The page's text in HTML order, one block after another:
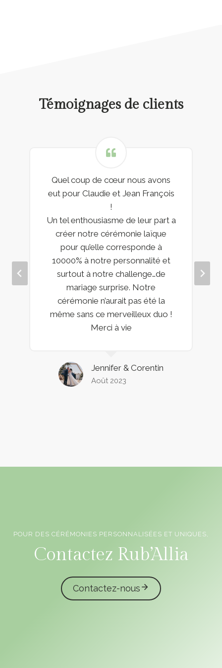
Témoignages de clients
Quel coup de cœur nous avons
eut pour Claudie et Jean François
!
Un tel enthousiasme de leur part a
créer notre cérémonie laïque
pour qu’elle corresponde à
10000% à notre personnalité et
surtout à notre challenge…de
mariage surprise. Notre
cérémonie n’aurait pas été la
même sans ce merveilleux duo !
Merci à vie
Jennifer & Corentin
Août 2023
POUR DES CÉRÉMONIES PERSONNALISÉES ET UNIQUES,
Contactez Rub’Allia
Contactez-nous